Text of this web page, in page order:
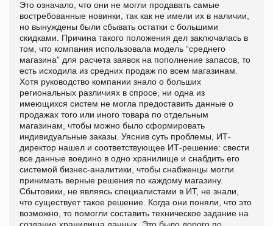
Это означало, что они не могли продавать самые
востребованные новинки, так как не имели их в наличии,
но вынуждены были сбывать остатки с большими
скидками. Причина такого положения дел заключалась в
том, что компания использовала модель “среднего
магазина” для расчета заявок на пополнение запасов, то
есть исходила из средних продаж по всем магазинам.
Хотя руководство компании знало о больших
региональных различиях в спросе, ни одна из
имеющихся систем не могла предоставить данные о
продажах того или иного товара по отдельным
магазинам, чтобы можно было сформировать
индивидуальные заказы. Уяснив суть проблемы, ИТ-
директор нашел и соответствующее ИТ-решение: свести
все данные воедино в одно хранилище и снабдить его
системой бизнес-аналитики, чтобы снабженцы могли
принимать верные решения по каждому магазину.
Сбытовики, не являясь специалистами в ИТ, не знали,
что существует такое решение. Когда они поняли, что это
возможно, то помогли составить техническое задание на
создание хранилища данных. Это было дорого по